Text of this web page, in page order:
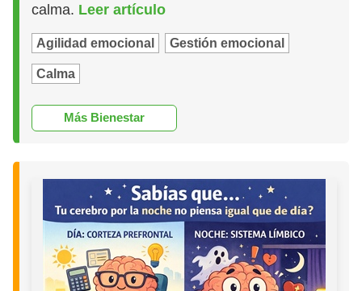
calma. Leer artículo
Agilidad emocional Gestión emocional
Calma
Más Bienestar